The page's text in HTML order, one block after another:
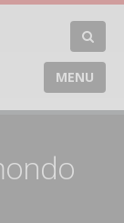
MENU